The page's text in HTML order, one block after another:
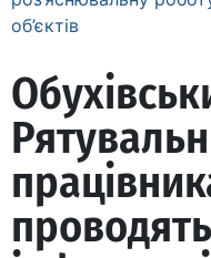
об’єктів
проводять